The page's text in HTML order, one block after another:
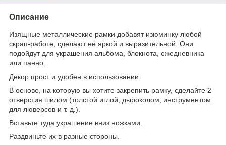
Описание
Изящные металлические рамки добавят изюминку любой
скрап-работе, сделают её яркой и выразительной. Они
подойдут для украшения альбома, блокнота, ежедневника
или панно.
Декор прост и удобен в использовании:
В основе, на которую вы хотите закрепить рамку, сделайте 2
отверстия шилом (толстой иглой, дыроколом, инструментом
для люверсов и т. д.).
Вставьте туда украшение вниз ножками.
Раздвиньте их в разные стороны.